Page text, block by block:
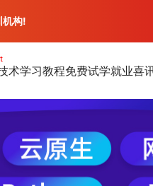
术学习教程免费试学就业喜
机构!